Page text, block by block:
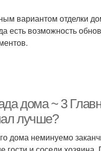
вариантом отделки
есть возможность
дома ~ 3
лучше?
дома неминуемо